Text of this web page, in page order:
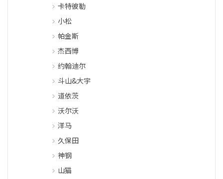
卡特彼勒
小松
帕金斯
杰西博
约翰迪尔
斗山&大宇
道依茨
沃尔沃
洋马
久保田
神钢
山猫